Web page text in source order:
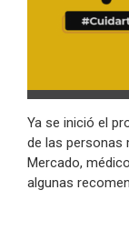
Ya se inició el
de las personas
Mercado,
algunas